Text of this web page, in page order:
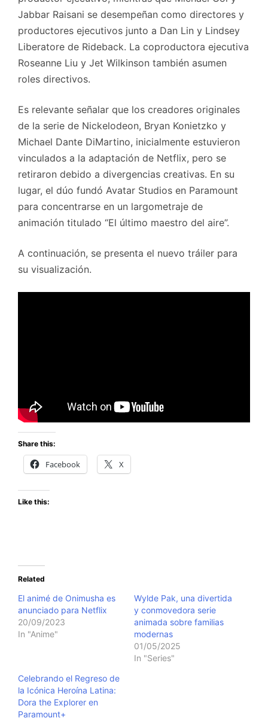
Jabbar Raisani se desempeñan como directores y
productores ejecutivos junto a Dan Lin y Lindsey
Liberatore de Rideback. La coproductora ejecutiva
Roseanne Liu y Jet Wilkinson también asumen
roles directivos.
Es relevante señalar que los creadores originales
de la serie de Nickelodeon, Bryan Konietzko y
Michael Dante DiMartino, inicialmente estuvieron
vinculados a la adaptación de Netflix, pero se
retiraron debido a divergencias creativas. En su
lugar, el dúo fundó Avatar Studios en Paramount
para concentrarse en un largometraje de
animación titulado “El último maestro del aire”.
A continuación, se presenta el nuevo tráiler para
su visualización.
Share this:
Facebook X
Like this:
Related
El animé de Onimusha es
anunciado para Netflix
20/09/2023
In "Anime"
Wylde Pak, una divertida
y conmovedora serie
animada sobre familias
modernas
01/05/2025
In "Series"
Celebrando el Regreso de
la Icónica Heroína Latina:
Dora the Explorer en
Paramount+